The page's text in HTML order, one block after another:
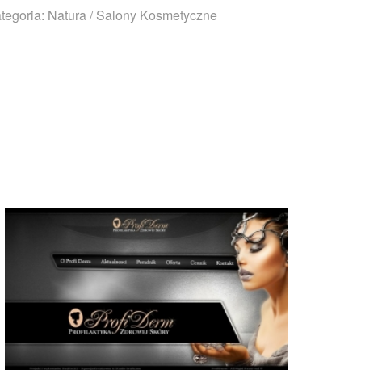
Natura / Salony Kosmetyczne